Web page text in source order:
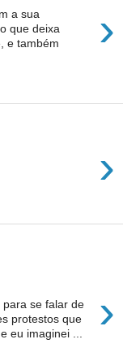
›
a sua
que deixa
e também
›
›
se falar de
protestos que
eu imaginei ...